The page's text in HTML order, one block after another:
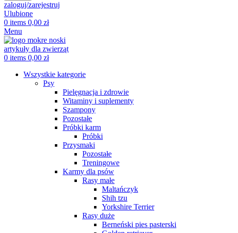
zaloguj/zarejestruj
Ulubione
0 items 0,00 zł
Menu
0 items 0,00 zł
Wszystkie kategorie
Psy
Pielęgnacja i zdrowie
Witaminy i suplementy
Szampony
Pozostałe
Próbki karm
Próbki
Przysmaki
Pozostałe
Treningowe
Karmy dla psów
Rasy małe
Maltańczyk
Shih tzu
Yorkshire Terrier
Rasy duże
Berneński pies pasterski